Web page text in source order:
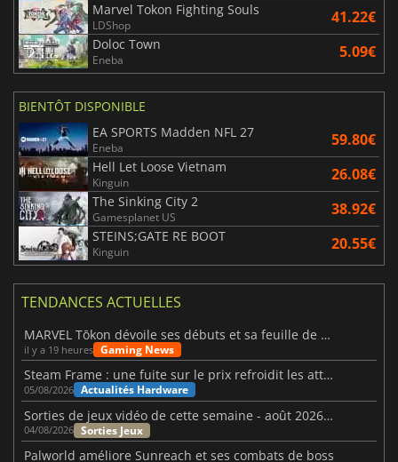
Marvel Tokon Fighting Souls
LDShop 41.22€
Doloc Town
Eneba 5.09€
BIENTÔT DISPONIBLE
EA SPORTS Madden NFL 27
Eneba 59.80€
Hell Let Loose Vietnam
Kinguin 26.08€
The Sinking City 2
Gamesplanet US 38.92€
STEINS;GATE RE BOOT
Kinguin 20.55€
TENDANCES ACTUELLES
MARVEL Tōkon dévoile ses débuts et sa feuille de route
il y a 19 heures Gaming News
Steam Frame : une fuite sur le prix refroidit les attentes VR
05/08/2026 Actualités Hardware
Sorties de jeux vidéo de cette semaine - août 2026 (semaine 32)
04/08/2026 Sorties Jeux
Palworld améliore Sunreach et ses combats de boss